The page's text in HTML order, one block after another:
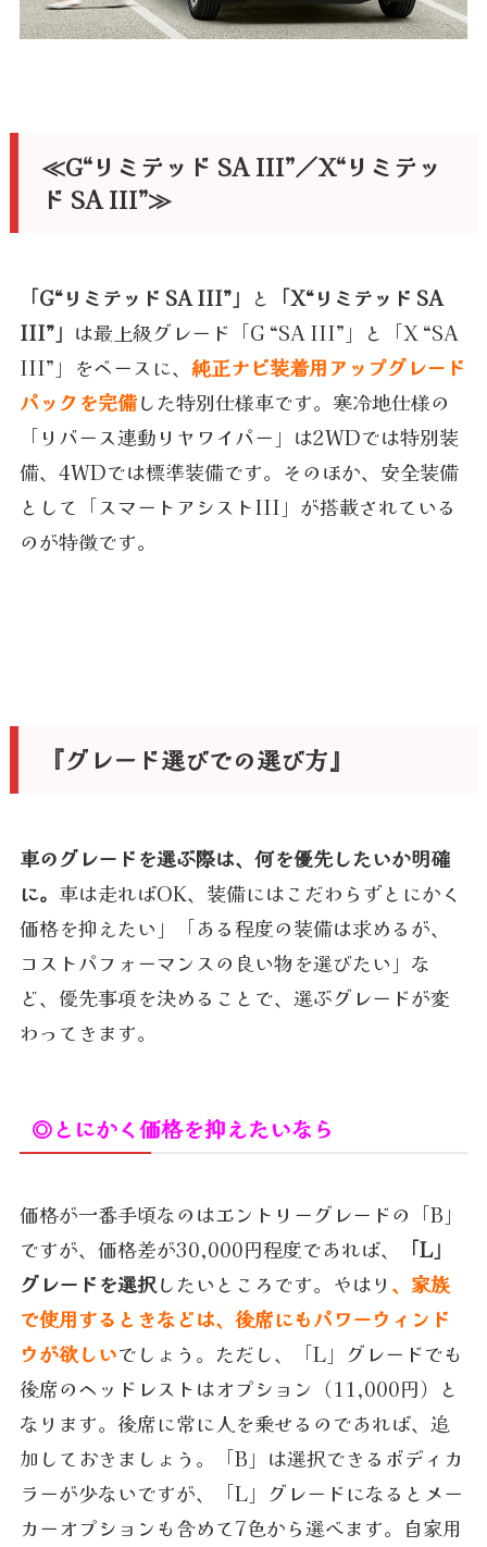
≪G“リミテッド SA III”／X“リミテッ
ド SA III”≫
「G“リミテッド SA III”」 と
「X“リミテッド SA
III”」 は最上級グレード「G “SA III”」と「X “SA
III”」をベースに、 純正ナビ装着用アップグレード
パックを完備した特別仕様車です。寒冷地仕様の
「リバース連動リヤワイパー」は2WDでは特別装
備、4WDでは標準装備です。そのほか、安全装備
として「スマートアシストIII」が搭載されている
のが特徴です。
『グレード選びでの選び方』
車のグレードを選ぶ際は、何を優先したいか明確
に。 車は走ればOK、装備にはこだわらずとにかく
価格を抑えたい」「ある程度の装備は求めるが、
コストパフォーマンスの良い物を選びたい」な
ど、優先事項を決めることで、選ぶグレードが変
わってきます。
◎とにかく価格を抑えたいなら
価格が一番手頃なのはエントリーグレードの「B」
ですが、価格差が30,000円程度であれば、
「L」
グレードを選択したいところです。やはり 、 家族
で使用するときなどは、後席にもパワーウィンド
ウが欲しいでしょう。ただし、「L」グレードでも
後席のヘッドレストはオプション（11,000円）と
なります。後席に常に人を乗せるのであれば、追
加しておきましょう。「B」は選択できるボディカ
ラーが少ないですが、「L」グレードになるとメー
カーオプションも含めて7色から選べます。自家用